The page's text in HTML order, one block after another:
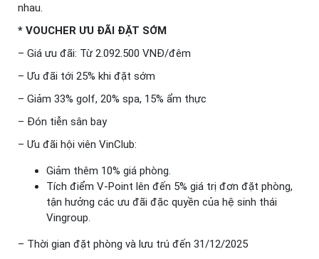
nhau.
* VOUCHER ƯU ĐÃI ĐẶT SỚM
– Giá ưu đãi: Từ 2.092.500 VNĐ/đêm
– Ưu đãi tới 25% khi đặt sớm
– Giảm 33% golf, 20% spa, 15% ẩm thực
– Đón tiễn sân bay
– Ưu đãi hội viên VinClub:
Giảm thêm 10% giá phòng.
Tích điểm V-Point lên đến 5% giá trị đơn đặt phòng,
tận hưởng các ưu đãi đặc quyền của hệ sinh thái
Vingroup.
– Thời gian đặt phòng và lưu trú đến 31/12/2025